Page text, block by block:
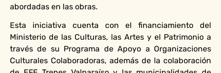
abordadas en las obras.
Esta iniciativa cuenta con el financiamiento del
Ministerio de las Culturas, las Artes y el Patrimonio a
través de su Programa de Apoyo a Organizaciones
Culturales Colaboradoras, además de la colaboración